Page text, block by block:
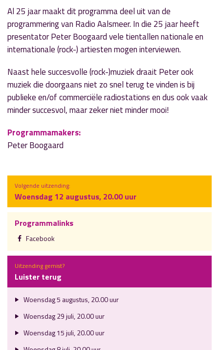
Al 25 jaar maakt dit programma deel uit van de
programmering van Radio Aalsmeer. In die 25 jaar heeft
presentator Peter Boogaard vele tientallen nationale en
internationale (rock-) artiesten mogen interviewen.
Naast hele succesvolle (rock-)muziek draait Peter ook
muziek die doorgaans niet zo snel terug te vinden is bij
publieke en/of commerciële radiostations en dus ook vaak
minder succesvol, maar zeker niet minder mooi!
Programmamakers:
Peter Boogaard
Volgende uitzending:
Woensdag 12 augustus, 20.00 uur
Programmalinks
Facebook
Uitzending gemist?
Luister terug
Woensdag 5 augustus, 20.00 uur
Woensdag 29 juli, 20.00 uur
Woensdag 15 juli, 20.00 uur